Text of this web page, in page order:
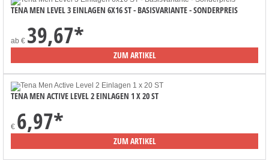
TENA MEN LEVEL 3 EINLAGEN 6X16 ST - BASISVARIANTE - SONDERPREIS
ab € 39,67*
ZUM ARTIKEL
TENA MEN ACTIVE LEVEL 2 EINLAGEN 1 X 20 ST
€ 6,97*
ZUM ARTIKEL